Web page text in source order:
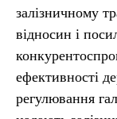
залізничному
відносин і
ефективності
регулювання